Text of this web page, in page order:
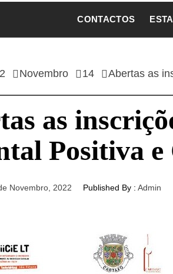
CONTACTOS
Novembro 14 Abertas as
as
Positiva e
Novembro, 2022 Published By : Admin